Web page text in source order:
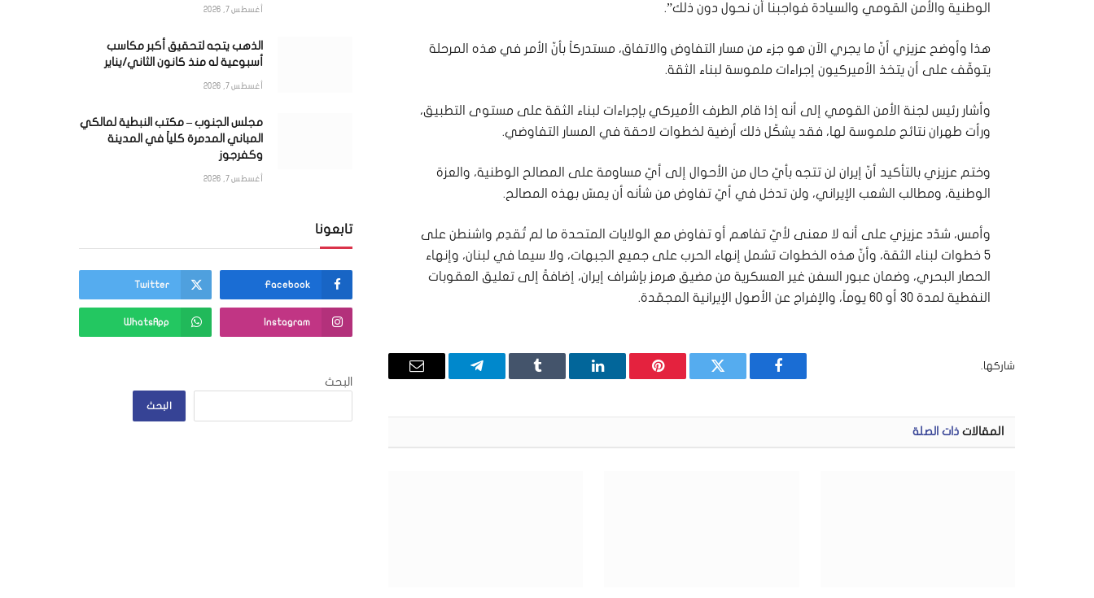
الوطنية والأمن القومي والسيادة فواجبنا أن نحول دون ذلك”.
هذا وأوضح عزيزي أنّ ما يجري الآن هو جزء من مسار التفاوض والاتفاق، مستدركاً بأنّ الأمر في هذه المرحلة
يتوقّف على أن يتخذ الأميركيون إجراءات ملموسة لبناء الثقة.
وأشار رئيس لجنة الأمن القومي إلى أنه إذا قام الطرف الأميركي بإجراءات لبناء الثقة على مستوى التطبيق،
ورأت طهران نتائج ملموسة لها، فقد يشكّل ذلك أرضية لخطوات لاحقة في المسار التفاوضي.
وختم عزيزي بالتأكيد أنّ إيران لن تتجه بأيّ حال من الأحوال إلى أيّ مساومة على المصالح الوطنية، والعزة
الوطنية، ومطالب الشعب الإيراني، ولن تدخل في أيّ تفاوض من شأنه أن يمسّ بهذه المصالح.
وأمس، شدّد عزيزي على أنه لا معنى لأيّ تفاهم أو تفاوض مع الولايات المتحدة ما لم تُقدِم واشنطن على
5 خطوات لبناء الثقة، وأنّ هذه الخطوات تشمل إنهاء الحرب على جميع الجبهات، ولا سيما في لبنان، وإنهاء
الحصار البحري، وضمان عبور السفن غير العسكرية من مضيق هرمز بإشراف إيران، إضافةً إلى تعليق العقوبات
النفطية لمدة 30 أو 60 يوماً، والإفراج عن الأصول الإيرانية المجمّدة.
شاركها.
فيسبوك تويتر بينتيريستلينكدإن Tumblr تيلقرام
البريد
المقالات ذات الصلة
أغسطس 7, 2026
الذهب يتجه لتحقيق أكبر مكاسب
أسبوعية له منذ كانون الثاني/يناير
أغسطس 7, 2026
مجلس الجنوب – مكتب النبطية لمالكي
المباني المدمرة كلياً في المدينة
وكفرجوز
أغسطس 7, 2026
تابعونا
Facebook
Twitter
Instagram
WhatsApp
البحث
البحث